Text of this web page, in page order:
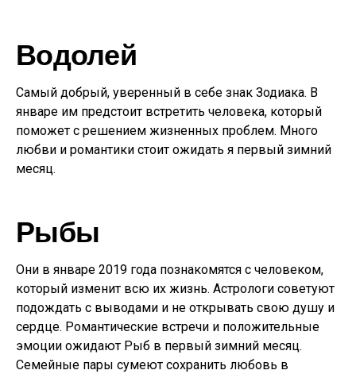
Водолей
Самый добрый, уверенный в себе знак Зодиака. В
январе им предстоит встретить человека, который
поможет с решением жизненных проблем. Много
любви и романтики стоит ожидать я первый зимний
месяц.
Рыбы
Они в январе 2019 года познакомятся с человеком,
который изменит всю их жизнь. Астрологи советуют
подождать с выводами и не открывать свою душу и
сердце. Романтические встречи и положительные
эмоции ожидают Рыб в первый зимний месяц.
Семейные пары сумеют сохранить любовь в